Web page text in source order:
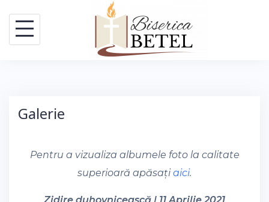
content
Galerie
Pentru a vizualiza albumele foto la calitate
superioară apăsațiaici.